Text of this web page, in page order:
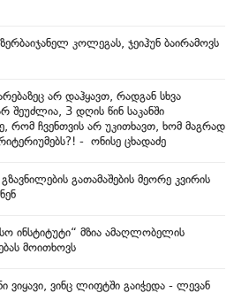
კოლეგას, ჯეიჰუნ ბაირამოვს
არ დაჰყავთ, რადგან სხვა
შეუძლია, 3 დღის წინ საკანში
რომ ჩვენთვის არ უკითხავთ, ხომ მაგრად
- ონისე ცხადაძე
გათამაშების მეორე კვირის
ინსტიტუტი“ მზია ამაღლობელის
მოითხოვს
ვიყავი, ვინც ლიფტში გაიჭედა - ლევან